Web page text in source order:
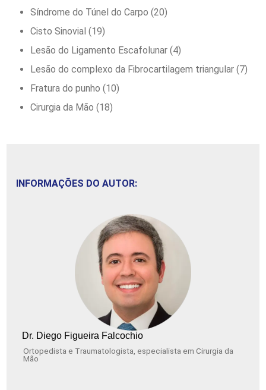
Síndrome do Túnel do Carpo (20)
Cisto Sinovial (19)
Lesão do Ligamento Escafolunar (4)
Lesão do complexo da Fibrocartilagem triangular (7)
Fratura do punho (10)
Cirurgia da Mão (18)
INFORMAÇÕES DO AUTOR:
Dr. Diego Figueira Falcochio
Ortopedista e Traumatologista, especialista em Cirurgia da
Mão